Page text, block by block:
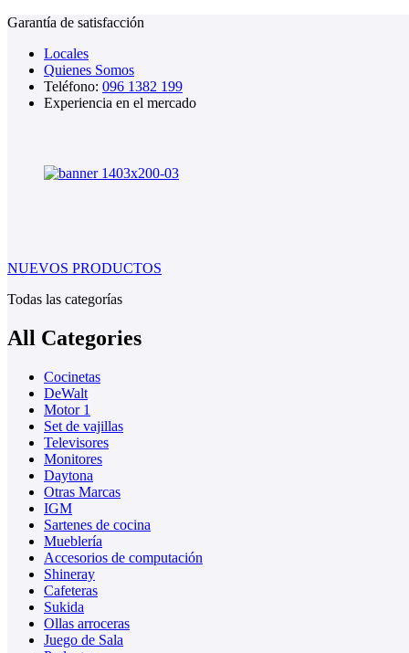
Garantía de satisfacción
Locales
Quienes Somos
Teléfono: 096 1382 199
Experiencia en el mercado
NUEVOS PRODUCTOS
Todas las categorías
All Categories
Cocinetas
DeWalt
Motor 1
Set de vajillas
Televisores
Monitores
Daytona
Otras Marcas
IGM
Sartenes de cocina
Mueblería
Accesorios de computación
Shineray
Cafeteras
Sukida
Ollas arroceras
Juego de Sala